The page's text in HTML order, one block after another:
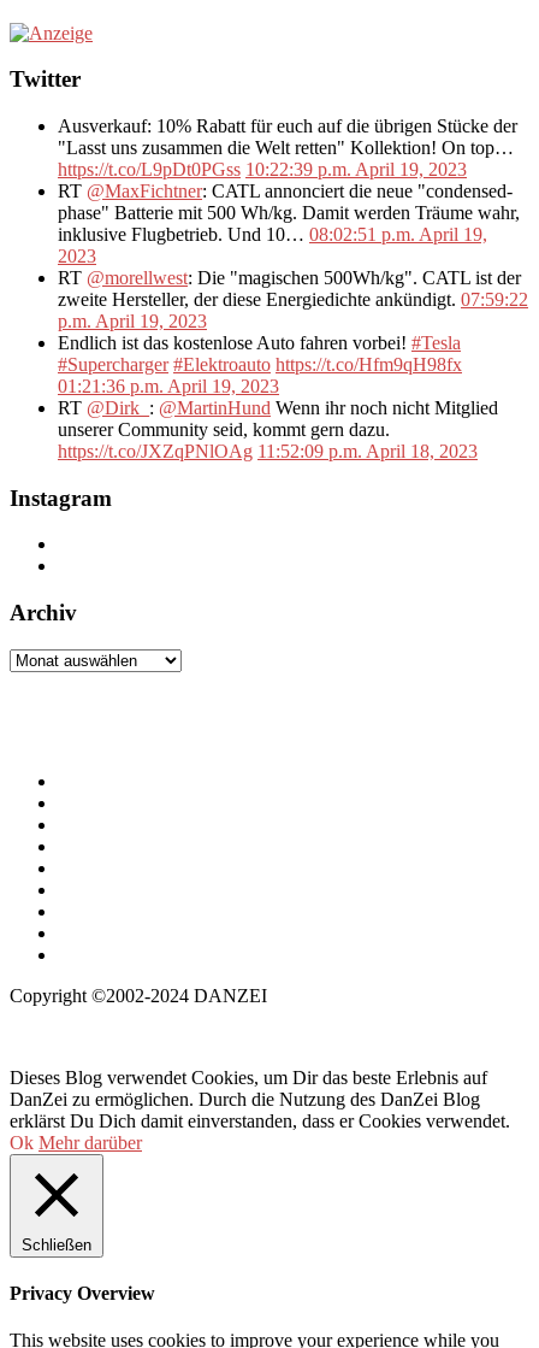
Twitter
Ausverkauf: 10% Rabatt für euch auf die übrigen Stücke der
"Lasst uns zusammen die Welt retten" Kollektion! On top…
https://t.co/L9pDt0PGss 10:22:39 p.m. April 19, 2023
RT @MaxFichtner: CATL annonciert die neue "condensed-
phase" Batterie mit 500 Wh/kg. Damit werden Träume wahr,
inklusive Flugbetrieb. Und 10… 08:02:51 p.m. April 19,
2023
RT @morellwest: Die "magischen 500Wh/kg". CATL ist der
zweite Hersteller, der diese Energiedichte ankündigt. 07:59:22
p.m. April 19, 2023
Endlich ist das kostenlose Auto fahren vorbei! #Tesla
#Supercharger #Elektroauto https://t.co/Hfm9qH98fx
01:21:36 p.m. April 19, 2023
RT @Dirk_ : @MartinHund Wenn ihr noch nicht Mitglied
unserer Community seid, kommt gern dazu.
https://t.co/JXZqPNlOAg 11:52:09 p.m. April 18, 2023
Instagram
Archiv
Archiv
Copyright ©2002-2024 DANZEI
Dieses Blog verwendet Cookies, um Dir das beste Erlebnis auf
DanZei zu ermöglichen. Durch die Nutzung des DanZei Blog
erklärst Du Dich damit einverstanden, dass er Cookies verwendet.
Ok Mehr darüber
Schließen
Privacy Overview
This website uses cookies to improve your experience while you